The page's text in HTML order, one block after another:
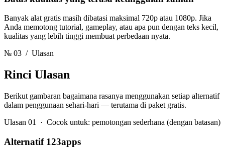
Banyak alat gratis masih dibatasi maksimal 720p atau 1080p. Jika
Anda memotong tutorial, gameplay, atau apa pun dengan teks kecil,
kualitas yang lebih tinggi membuat perbedaan nyata.
№ 03 / Ulasan
Rinci Ulasan
Berikut gambaran bagaimana rasanya menggunakan setiap alternatif
dalam penggunaan sehari-hari — terutama di paket gratis.
Ulasan 01 · Cocok untuk: pemotongan sederhana (dengan batasan)
Alternatif 123apps